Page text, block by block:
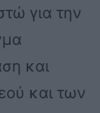
για την
και
και των